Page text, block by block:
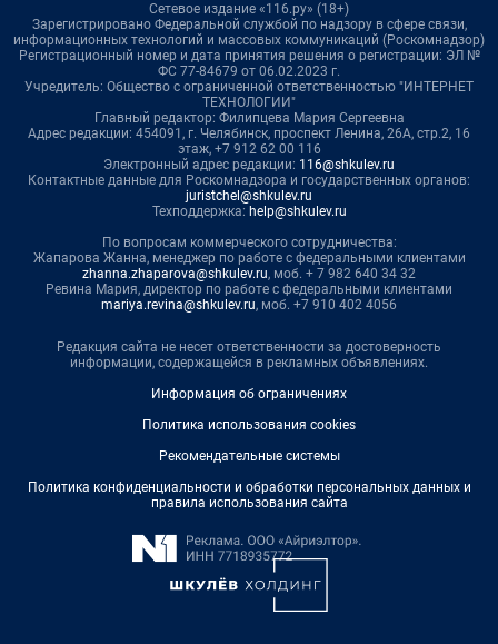
Сетевое издание «116.ру» (18+)
Зарегистрировано Федеральной службой по надзору в сфере связи,
информационных технологий и массовых коммуникаций (Роскомнадзор)
Регистрационный номер и дата принятия решения о регистрации: ЭЛ №
ФС 77-84679 от 06.02.2023 г.
Учредитель: Общество с ограниченной ответственностью "ИНТЕРНЕТ
ТЕХНОЛОГИИ"
Главный редактор: Филипцева Мария Сергеевна
Адрес редакции: 454091, г. Челябинск, проспект Ленина, 26А, стр.2, 16
этаж, +7 912 62 00 116
Электронный адрес редакции: 116@shkulev.ru
Контактные данные для Роскомнадзора и государственных органов:
juristchel@shkulev.ru
Техподдержка: help@shkulev.ru
По вопросам коммерческого сотрудничества:
Жапарова Жанна, менеджер по работе с федеральными клиентами
zhanna.zhaparova@shkulev.ru, моб. + 7 982 640 34 32
Ревина Мария, директор по работе с федеральными клиентами
mariya.revina@shkulev.ru, моб. +7 910 402 4056
Редакция сайта не несет ответственности за достоверность
информации, содержащейся в рекламных объявлениях.
Информация об ограничениях
Политика использования cookies
Рекомендательные системы
Политика конфиденциальности и обработки персональных данных и
правила использования сайта